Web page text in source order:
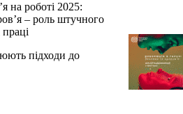
на роботі 2025:
– роль штучного
праці
підходи до